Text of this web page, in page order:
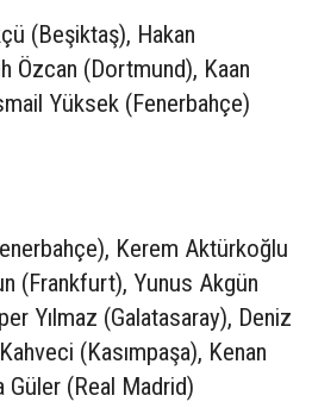
(Beşiktaş), Hakan
Özcan (Dortmund), Kaan
Yüksek (Fenerbahçe)
Kerem Aktürkoğlu
(Frankfurt), Yunus Akgün
Yılmaz (Galatasaray), Deniz
(Kasımpaşa), Kenan
Güler (Real Madrid)